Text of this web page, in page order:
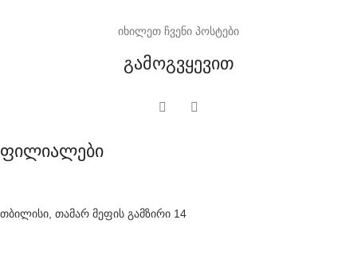
იხილეთ ჩვენი პოსტები
გამოგვყევით
ფილიალები
თბილისი, თამარ მეფის გამზირი 14